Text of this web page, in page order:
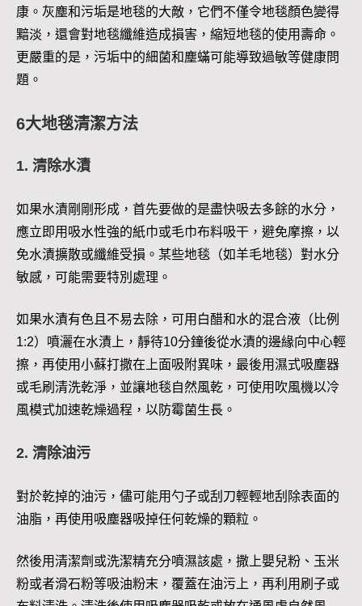
康。灰塵和污垢是地毯的大敵，它們不僅令地毯顏色變得
黯淡，還會對地毯纖維造成損害，縮短地毯的使用壽命。
更嚴重的是，污垢中的細菌和塵蟎可能導致過敏等健康問
題。
6大地毯清潔方法
1. 清除水漬
如果水漬剛剛形成，首先要做的是盡快吸去多餘的水分，
應立即用吸水性強的紙巾或毛巾布料吸干，避免摩擦，以
免水漬擴散或纖維受損。某些地毯（如羊毛地毯）對水分
敏感，可能需要特別處理。
如果水漬有色且不易去除，可用白醋和水的混合液（比例
1:2）噴灑在水漬上，靜待10分鐘後從水漬的邊緣向中心輕
擦，再使用小蘇打撒在上面吸附異味，最後用濕式吸塵器
或毛刷清洗乾淨，並讓地毯自然風乾，可使用吹風機以冷
風模式加速乾燥過程，以防霉菌生長。
2. 清除油污
對於乾掉的油污，儘可能用勺子或刮刀輕輕地刮除表面的
油脂，再使用吸塵器吸掉任何乾燥的顆粒。
然後用清潔劑或洗潔精充分噴濕該處，撒上嬰兒粉、玉米
粉或者滑石粉等吸油粉末，覆蓋在油污上，再利用刷子或